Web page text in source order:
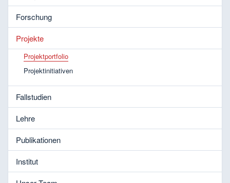
Forschung
Projekte
Projektportfolio
Projektinitiativen
Fallstudien
Lehre
Publikationen
Institut